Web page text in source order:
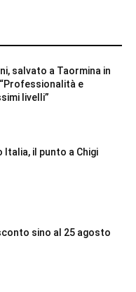
salvato a Taormina in
e
livelli”
Italia, il punto a Chigi
sino al 25 agosto